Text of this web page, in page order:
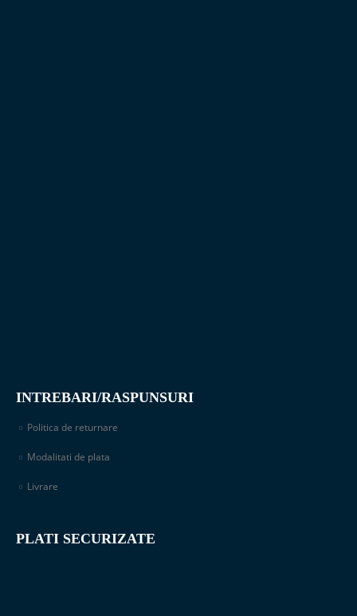
INTREBARI/RASPUNSURI
Politica de returnare
Modalitati de plata
Livrare
PLATI SECURIZATE